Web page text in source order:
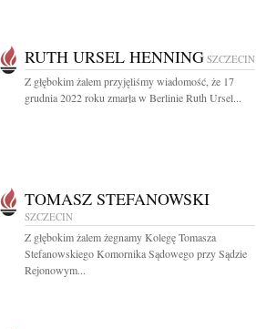
RUTH URSEL HENNING SZCZECIN
Z głębokim żalem przyjęliśmy wiadomość, że 17
grudnia 2022 roku zmarła w Berlinie Ruth Ursel...
TOMASZ STEFANOWSKI
SZCZECIN
Z głębokim żalem żegnamy Kolegę Tomasza
Stefanowskiego Komornika Sądowego przy Sądzie
Rejonowym...